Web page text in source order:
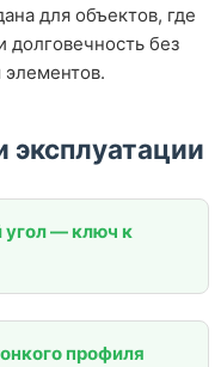
для объектов, где
долговечность без
эксплуатации
угол — ключ к
профиля